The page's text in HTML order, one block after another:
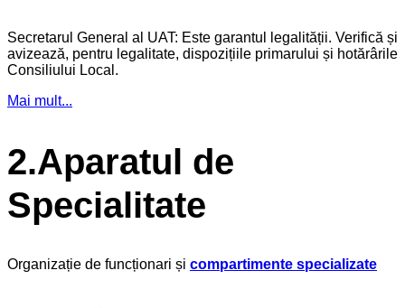
Secretarul General al UAT: Este garantul legalității. Verifică și
avizează, pentru legalitate, dispozițiile primarului și hotărârile
Consiliului Local.
Mai mult...
2.Aparatul de
Specialitate
Organizație de funcționari și compartimente specializate